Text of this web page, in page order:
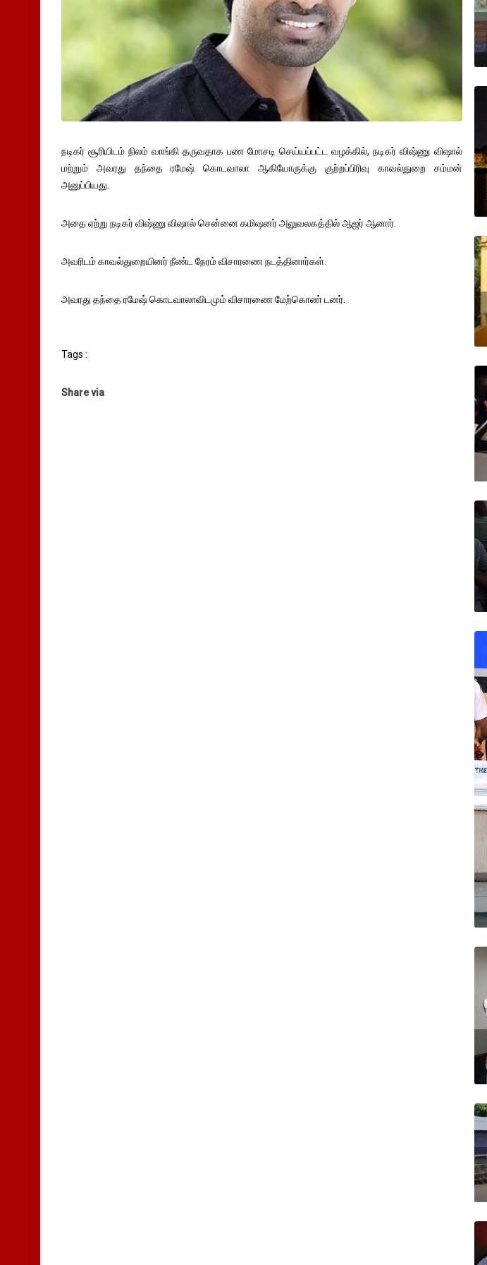
நடிகர் சூரியிடம் நிலம் வாங்கி தருவதாக பண மோசடி செய்யப்பட்ட வழக்கில், நடிகர் விஷ்ணு விஷால்
மற்றும் அவரது தந்தை ரமேஷ் கொடவாலா ஆகியோருக்கு குற்றப்பிரிவு காவல்துறை சம்மன்
அனுப்பியது.
அதை ஏற்று நடிகர் விஷ்ணு விஷால் சென்னை கமிஷனர் அலுவலகத்தில் ஆஜர் ஆனார்.
அவரிடம் காவல்துறையினர் நீண்ட நேரம் விசாரணை நடத்தினார்கள்.
அவரது தந்தை ரமேஷ் கொடவாலாவிடமும் விசாரணை மேற்கொண் டனர்.
Tags :
Share via